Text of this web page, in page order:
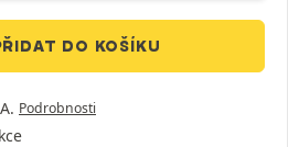
DO KOŠÍKU
Podrobnosti